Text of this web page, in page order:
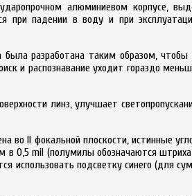
алюминиевом корпусе,
при падении в воду и при
разработана таким образом,
и распознавание уходит гораздо
линз, улучшает
во II фокальной плоскости, истинные
в 0,5 mil (полумилы обозначаются
использовать подсветку синего (для